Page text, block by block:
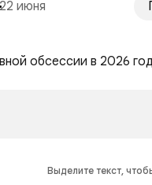
22 июня
Выделите текст,